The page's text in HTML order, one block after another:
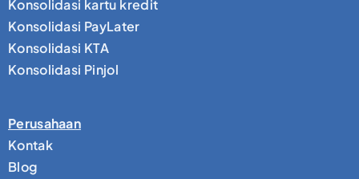
Konsolidasi kartu kredit
Konsolidasi PayLater
Konsolidasi KTA
Konsolidasi Pinjol
Perusahaan
Kontak
Blog